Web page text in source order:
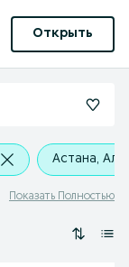
Открыть
Астана,
Показать Полностью